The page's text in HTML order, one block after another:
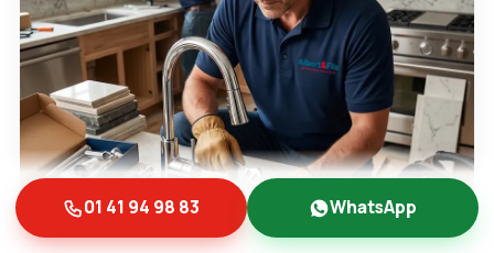
01 41 94 98 83 WhatsApp